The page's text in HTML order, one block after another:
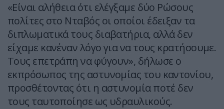
«Είναι αλήθεια ότι ελέγξαμε δύο Ρώσους
πολίτες στο Νταβός οι οποίοι έδειξαν τα
διπλωματικά τους διαβατήρια, αλλά δεν
είχαμε κανέναν λόγο για να τους κρατήσουμε.
Τους επετράπη να φύγουν», δήλωσε ο
εκπρόσωπος της αστυνομίας του καντονίου,
προσθέτοντας ότι η αστυνομία ποτέ δεν
τους ταυτοποίησε ως υδραυλικούς.